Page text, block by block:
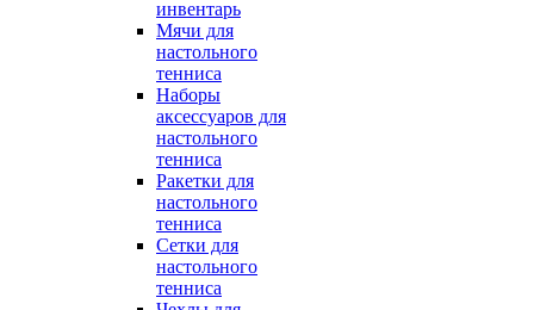
инвентарь
Мячи для
настольного
тенниса
Наборы
аксессуаров для
настольного
тенниса
Ракетки для
настольного
тенниса
Сетки для
настольного
тенниса